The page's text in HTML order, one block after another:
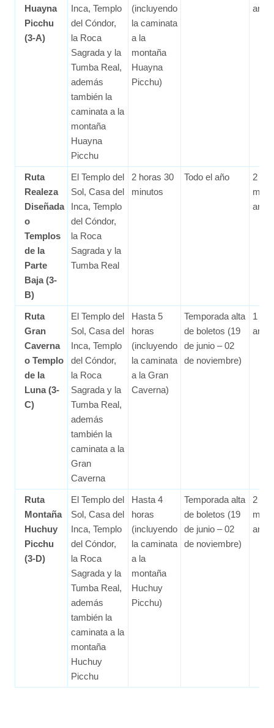
Huayna
Picchu
(3-A)
Inca, Templo
del Cóndor,
la Roca
Sagrada y la
Tumba Real,
además
también la
caminata a la
montaña
Huayna
Picchu
(incluyendo
la caminata
a la
montaña
Huayna
Picchu)
Ruta
Realeza
Diseñada
o
Templos
de la
Parte
Baja (3-
B)
El Templo del
Sol, Casa del
Inca, Templo
del Cóndor,
la Roca
Sagrada y la
Tumba Real
2 horas 30
minutos
Todo el año
2
Ruta
Gran
Caverna
o Templo
de la
Luna (3-
C)
El Templo del
Sol, Casa del
Inca, Templo
del Cóndor,
la Roca
Sagrada y la
Tumba Real,
además
también la
caminata a la
Gran
Caverna
Hasta 5
horas
(incluyendo
la caminata
a la Gran
Caverna)
Temporada alta
de boletos (19
de junio – 02
de noviembre)
1
Ruta
Montaña
Huchuy
Picchu
(3-D)
El Templo del
Sol, Casa del
Inca, Templo
del Cóndor,
la Roca
Sagrada y la
Tumba Real,
además
también la
caminata a la
montaña
Huchuy
Picchu
Hasta 4
horas
(incluyendo
la caminata
a la
montaña
Huchuy
Picchu)
Temporada alta
de boletos (19
de junio – 02
de noviembre)
2